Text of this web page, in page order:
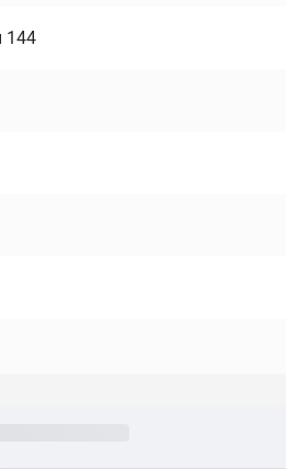
144